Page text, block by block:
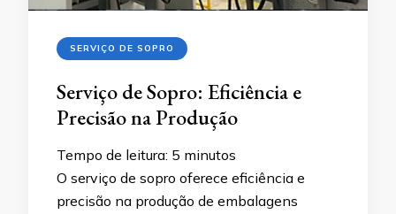
SERVIÇO DE SOPRO
Serviço de Sopro: Eficiência e
Precisão na Produção
Tempo de leitura: 5 minutos
O serviço de sopro oferece eficiência e
precisão na produção de embalagens